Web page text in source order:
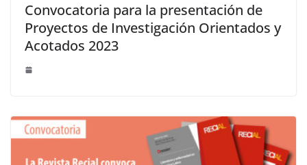
Convocatoria para la presentación de
Proyectos de Investigación Orientados y
Acotados 2023